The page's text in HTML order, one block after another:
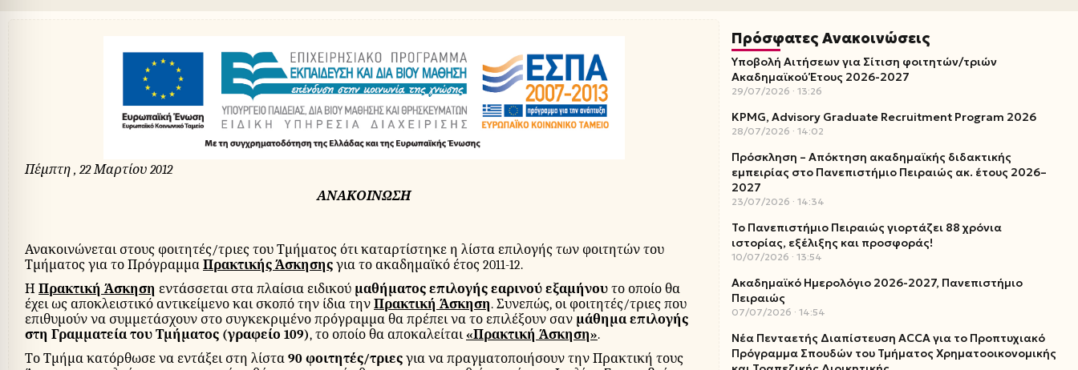
Πέμπτη , 22 Μαρτίου 2012
ΑΝΑΚΟΙΝΩΣΗ
Ανακοινώνεται στους φοιτητές/τριες του Τμήματος ότι καταρτίστηκε η λίστα επιλογής των φοιτητών του
Τμήματος για το Πρόγραμμα Πρακτικής Άσκησης για το ακαδημαϊκό έτος 2011-12.
Η Πρακτική Άσκηση εντάσσεται στα πλαίσια ειδικού μαθήματος επιλογής εαρινού εξαμήνου το οποίο θα
έχει ως αποκλειστικό αντικείμενο και σκοπό την ίδια την Πρακτική Άσκηση. Συνεπώς, οι φοιτητές/τριες που
επιθυμούν να συμμετάσχουν στο συγκεκριμένο πρόγραμμα θα πρέπει να το επιλέξουν σαν μάθημα επιλογής
στη Γραμματεία του Τμήματος (γραφείο 109), το οποίο θα αποκαλείται«Πρακτική Άσκηση».
Το Τμήμα κατόρθωσε να εντάξει στη λίστα 90 φοιτητές/τριες για να πραγματοποιήσουν την Πρακτική τους
Πρόσφατες Ανακοινώσεις
Υποβολή Αιτήσεων για Σίτιση φοιτητών/τριών
Ακαδημαϊκού Έτους 2026-2027
29/07/2026 13:26
KPMG, Advisory Graduate Recruitment Program 2026
28/07/2026 14:02
Πρόσκληση – Απόκτηση ακαδημαϊκής διδακτικής
εμπειρίας στο Πανεπιστήμιο Πειραιώς ακ. έτους 2026–
2027
23/07/2026 14:34
Το Πανεπιστήμιο Πειραιώς γιορτάζει 88 χρόνια
ιστορίας, εξέλιξης και προσφοράς!
10/07/2026 13:54
Ακαδημαϊκό Ημερολόγιο 2026-2027, Πανεπιστήμιο
Πειραιώς
07/07/2026 14:54
Νέα Πενταετής Διαπίστευση ACCA για το Προπτυχιακό
Πρόγραμμα Σπουδών του Τμήματος Χρηματοοικονομικής